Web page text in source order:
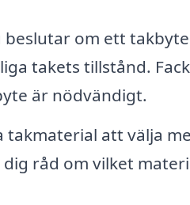
beslutar om ett
takets tillstånd.
är nödvändigt.
takmaterial att välja
råd om vilket